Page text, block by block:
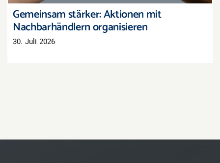
Gemeinsam stärker: Aktionen mit
Nachbarhändlern organisieren
30. Juli 2026